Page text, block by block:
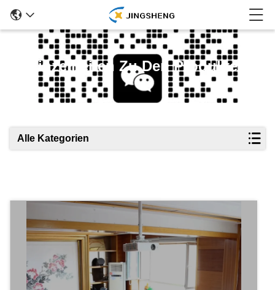
Einzelheiten Zu Den Produkten
Alle Kategorien